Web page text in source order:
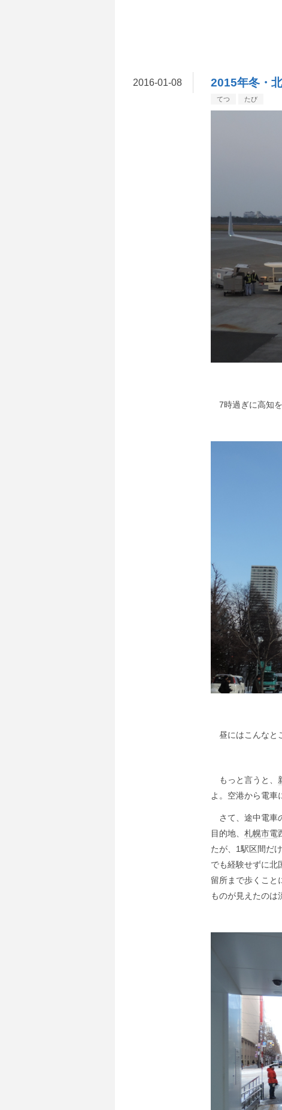
2016-01-08 2015年冬・
てつ たび
7時過ぎに高知を
昼にはこんなと
もっと言うと、
よ。空港から電車
さて、途中電車
目的地、 札幌市電
たが、1駅区間だ
でも経験せずに北
留所まで歩くこ
ものが見えたのは